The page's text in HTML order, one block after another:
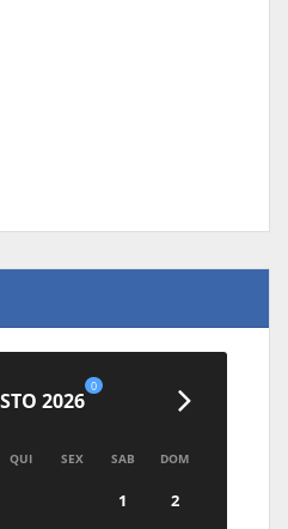
2026
0
QUI SEX SAB DOM
1
2